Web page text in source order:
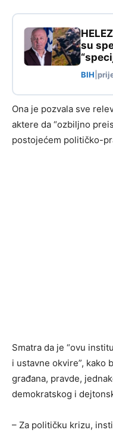
su
BIH
Ona je pozvala sve
aktere da “ozbiljno
postojećem političko-
Smatra da je “ovu
i ustavne okvire”, kako
građana, pravde,
demokratskog i
– Za političku krizu,